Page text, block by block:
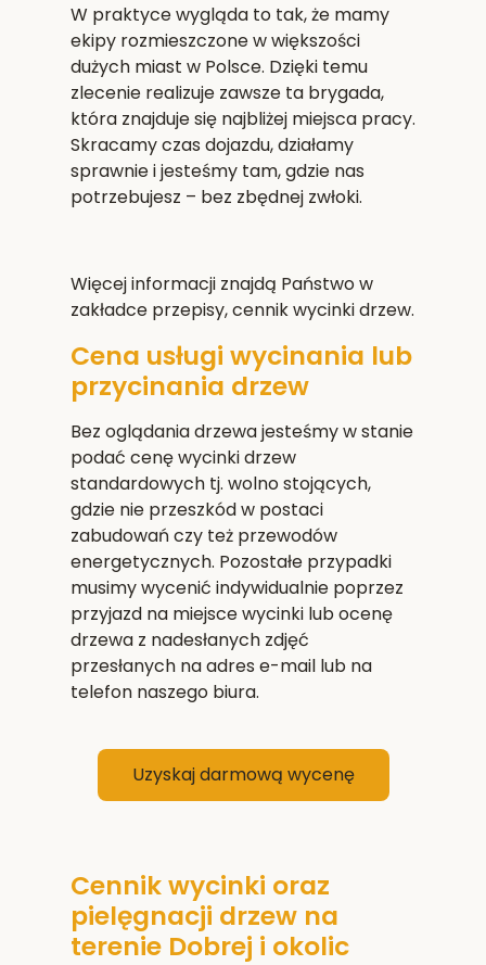
W praktyce wygląda to tak, że mamy
ekipy rozmieszczone w większości
dużych miast w Polsce. Dzięki temu
zlecenie realizuje zawsze ta brygada,
która znajduje się najbliżej miejsca pracy.
Skracamy czas dojazdu, działamy
sprawnie i jesteśmy tam, gdzie nas
potrzebujesz – bez zbędnej zwłoki.
Więcej informacji znajdą Państwo w
zakładce przepisy, cennik wycinki drzew.
Cena usługi wycinania lub
przycinania drzew
Bez oglądania drzewa jesteśmy w stanie
podać cenę wycinki drzew
standardowych tj. wolno stojących,
gdzie nie przeszkód w postaci
zabudowań czy też przewodów
energetycznych. Pozostałe przypadki
musimy wycenić indywidualnie poprzez
przyjazd na miejsce wycinki lub ocenę
drzewa z nadesłanych zdjęć
przesłanych na adres e-mail lub na
telefon naszego biura.
Uzyskaj darmową wycenę
Cennik wycinki oraz
pielęgnacji drzew na
terenie Dobrej i okolic